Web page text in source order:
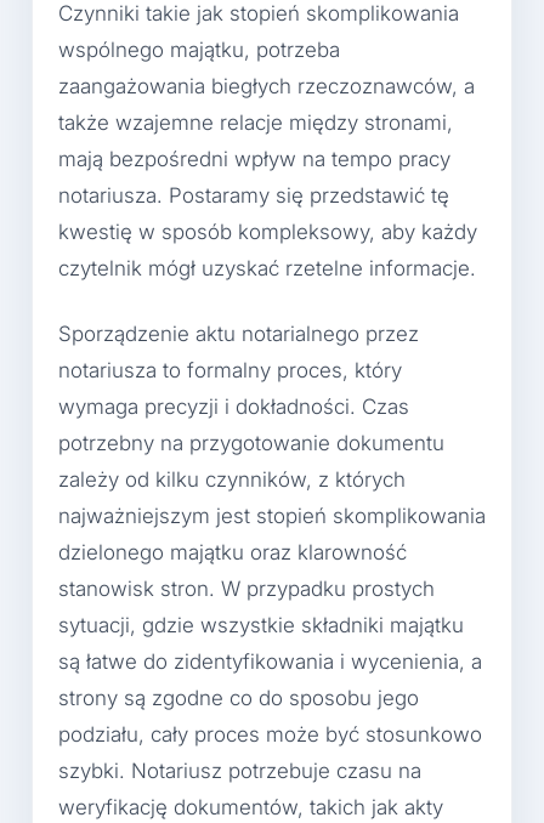
Czynniki takie jak stopień skomplikowania
wspólnego majątku, potrzeba
zaangażowania biegłych rzeczoznawców, a
także wzajemne relacje między stronami,
mają bezpośredni wpływ na tempo pracy
notariusza. Postaramy się przedstawić tę
kwestię w sposób kompleksowy, aby każdy
czytelnik mógł uzyskać rzetelne informacje.
Sporządzenie aktu notarialnego przez
notariusza to formalny proces, który
wymaga precyzji i dokładności. Czas
potrzebny na przygotowanie dokumentu
zależy od kilku czynników, z których
najważniejszym jest stopień skomplikowania
dzielonego majątku oraz klarowność
stanowisk stron. W przypadku prostych
sytuacji, gdzie wszystkie składniki majątku
są łatwe do zidentyfikowania i wycenienia, a
strony są zgodne co do sposobu jego
podziału, cały proces może być stosunkowo
szybki. Notariusz potrzebuje czasu na
weryfikację dokumentów, takich jak akty